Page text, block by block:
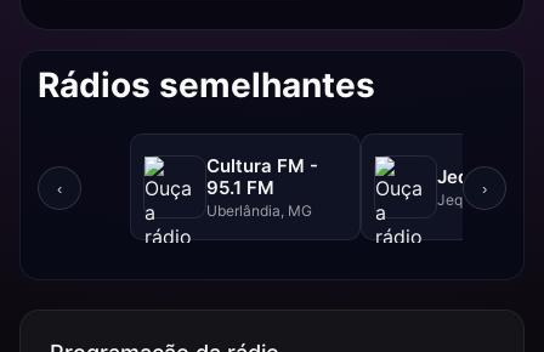
Rádios semelhantes
‹
Cultura FM -
95.1 FM
Uberlândia, MG
Jequitibá
Jequitibá, MG
›